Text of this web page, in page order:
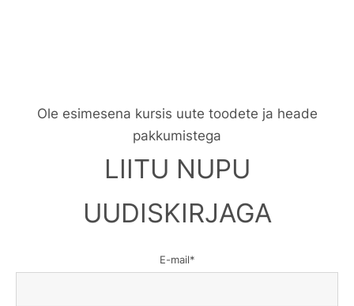
Ole esimesena kursis uute toodete ja heade
pakkumistega
LIITU NUPU
UUDISKIRJAGA
E-mail